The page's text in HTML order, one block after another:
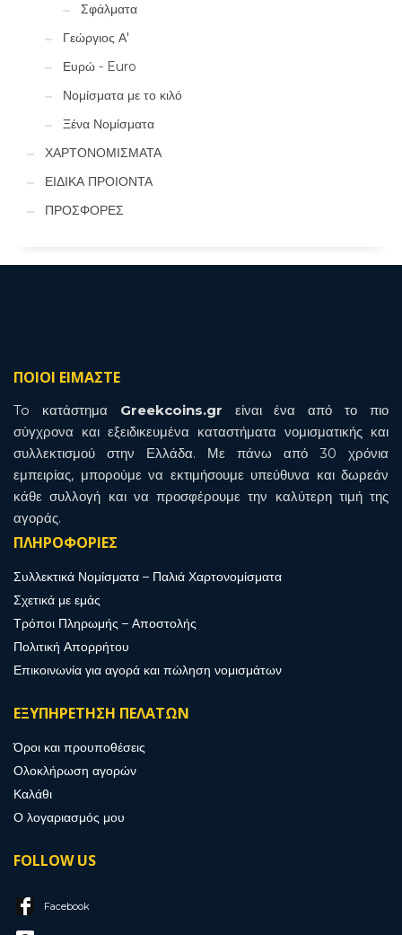
Σφάλματα
Γεώργιος Α'
Ευρώ - Euro
Νομίσματα με το κιλό
Ξένα Νομίσματα
ΧΑΡΤΟΝΟΜΙΣΜΑΤΑ
ΕΙΔΙΚΑ ΠΡΟΙΟΝΤΑ
ΠΡΟΣΦΟΡΕΣ
ΠΟΙΟΙ ΕΙΜΑΣΤΕ
To κατάστημα Greekcoins.gr είναι ένα από το πιο
σύγχρονα και εξειδικευμένα καταστήματα νομισματικής και
συλλεκτισμού στην Ελλάδα. Με πάνω από 30 χρόνια
εμπειρίας, μπορούμε να εκτιμήσουμε υπεύθυνα και δωρεάν
κάθε συλλογή και να προσφέρουμε την καλύτερη τιμή της
αγοράς.
ΠΛΗΡΟΦΟΡΙΕΣ
Συλλεκτικά Νομίσματα – Παλιά Χαρτονομίσματα
Σχετικά με εμάς
Τρόποι Πληρωμής – Αποστολής
Πολιτική Απορρήτου
Επικοινωνία για αγορά και πώληση νομισμάτων
ΕΞΥΠΗΡΕΤΗΣΗ ΠΕΛΑΤΩΝ
Όροι και προυποθέσεις
Ολοκλήρωση αγορών
Καλάθι
Ο λογαριασμός μου
FOLLOW US
Facebook